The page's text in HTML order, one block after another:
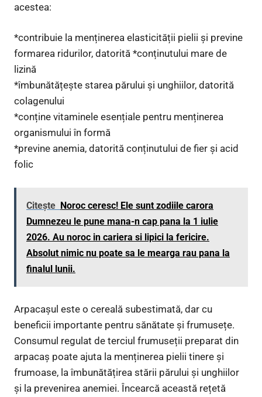
acestea:
*contribuie la menținerea elasticității pielii și previne
formarea ridurilor, datorită *conținutului mare de
lizină
*îmbunătățește starea părului și unghiilor, datorită
colagenului
*conține vitaminele esențiale pentru menținerea
organismului în formă
*previne anemia, datorită conținutului de fier și acid
folic
Citește Noroc ceresc! Ele sunt zodiile carora
Dumnezeu le pune mana-n cap pana la 1 iulie
2026. Au noroc in cariera si lipici la fericire.
Absolut nimic nu poate sa le mearga rau pana la
finalul lunii.
Arpacașul este o cereală subestimată, dar cu
beneficii importante pentru sănătate și frumusețe.
Consumul regulat de terciul frumuseții preparat din
arpacaș poate ajuta la menținerea pielii tinere și
frumoase, la îmbunătățirea stării părului și unghiilor
și la prevenirea anemiei. Încearcă această rețetă